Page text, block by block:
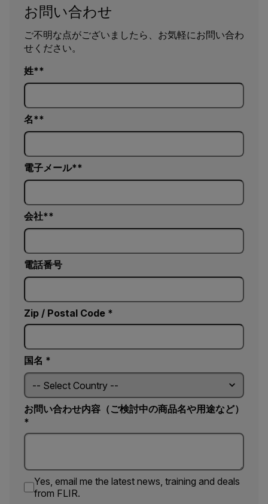
お問い合わせ
ご不明な点がございましたら、お気軽にお問い合わ
せください。
姓*
名*
電子メール*
会社*
電話番号
Zip / Postal Code *
国名 *
お問い合わせ内容（ご検討中の商品名や用途など）
*
Yes, email me the latest news, training and deals
from FLIR.